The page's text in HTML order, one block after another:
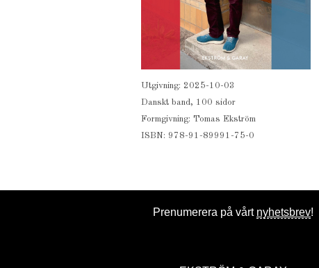
Utgivning: 2025-10-03
Danskt band, 100 sidor
Formgivning: Tomas Ekström
ISBN: 978-91-89991-75-0
Prenumerera på vårt nyhetsbrev!